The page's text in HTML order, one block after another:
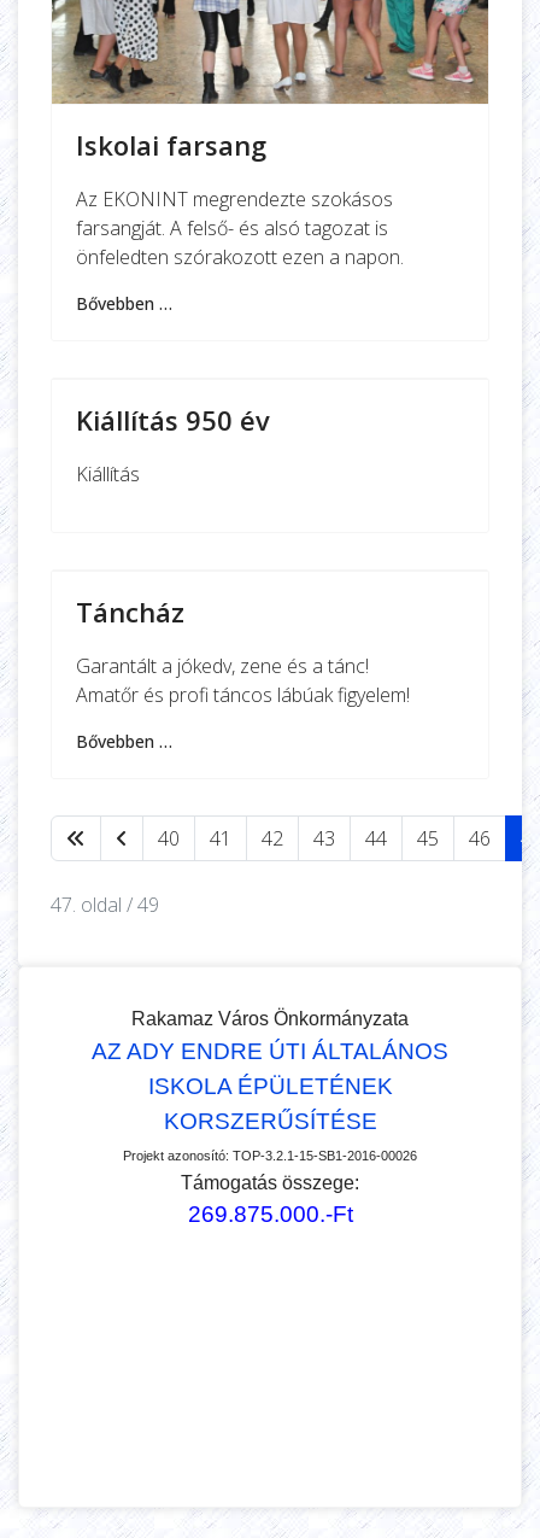
farsangját. A felső- és alsó tagozat is
önfeledten szórakozott ezen a napon.
Amatőr és profi táncos lábúak figyelem!
40 41 42 43 44 45 46
AZ ADY ENDRE ÚTI ÁLTALÁNOS
ISKOLA ÉPÜLETÉNEK
KORSZERŰSÍTÉSE
Projekt azonosító:TOP-3.2.1-15-SB1-2016-00026
Támogatás összege:
269.875.000.-Ft